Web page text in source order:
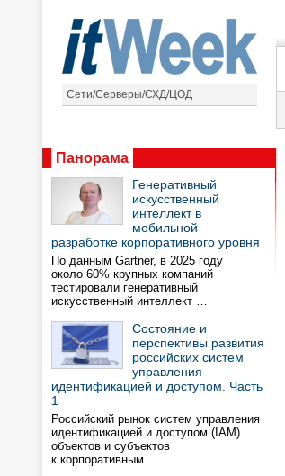
Сети/Серверы/СХД/ЦОД
Панорама
Генеративный
искусственный
интеллект в
мобильной
разработке корпоративного уровня
По данным Gartner, в 2025 году
около 60% крупных компаний
тестировали генеративный
искусственный интеллект …
Состояние и
перспективы развития
российских систем
управления
идентификацией и доступом. Часть
1
Российский рынок систем управления
идентификацией и доступом (IAM)
объектов и субъектов
к корпоративным …